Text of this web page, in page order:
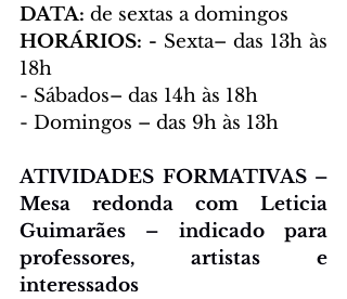
DATA: de sextas a domingos
HORÁRIOS: - Sexta– das 13h às
18h
- Sábados– das 14h às 18h
- Domingos – das 9h às 13h
ATIVIDADES FORMATIVAS –
Mesa redonda com Leticia
Guimarães – indicado para
professores, artistas e
interessados